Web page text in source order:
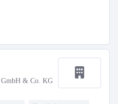
GmbH & Co. KG